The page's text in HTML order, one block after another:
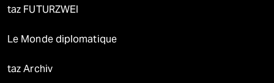
taz FUTURZWEI
Le Monde diplomatique
taz Archiv